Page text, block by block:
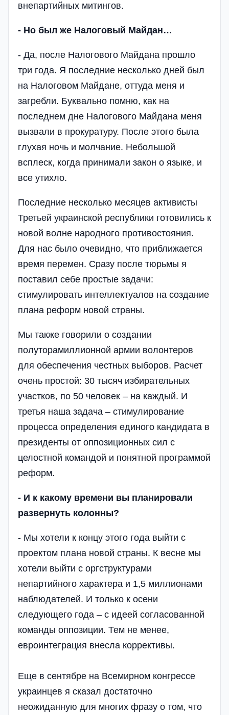
внепартийных митингов.
- Но был же Налоговый Майдан…
- Да, после Налогового Майдана прошло
три года. Я последние несколько дней был
на Налоговом Майдане, оттуда меня и
загребли. Буквально помню, как на
последнем дне Налогового Майдана меня
вызвали в прокуратуру. После этого была
глухая ночь и молчание. Небольшой
всплеск, когда принимали закон о языке, и
все утихло.
Последние несколько месяцев активисты
Третьей украинской республики готовились к
новой волне народного противостояния.
Для нас было очевидно, что приближается
время перемен. Сразу после тюрьмы я
поставил себе простые задачи:
стимулировать интеллектуалов на создание
плана реформ новой страны.
Мы также говорили о создании
полуторамиллионной армии волонтеров
для обеспечения честных выборов. Расчет
очень простой: 30 тысяч избирательных
участков, по 50 человек – на каждый. И
третья наша задача – стимулирование
процесса определения единого кандидата в
президенты от оппозиционных сил с
целостной командой и понятной программой
реформ.
- И к какому времени вы планировали
развернуть колонны?
- Мы хотели к концу этого года выйти с
проектом плана новой страны. К весне мы
хотели выйти с оргструктурами
непартийного характера и 1,5 миллионами
наблюдателей. И только к осени
следующего года – с идеей согласованной
команды оппозиции. Тем не менее,
евроинтеграция внесла коррективы.
Еще в сентябре на Всемирном конгрессе
украинцев я сказал достаточно
неожиданную для многих фразу о том, что